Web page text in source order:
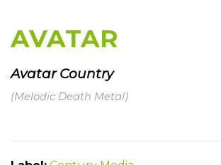
AVATAR
Avatar Country
(Melodic Death Metal)